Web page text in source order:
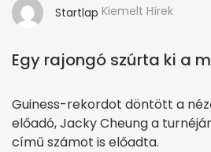
Startlap Kiemelt Hírek
Egy rajongó szúrta ki a
Guiness-rekordot döntött a
előadó, Jacky Cheung a
című számot is előadta.